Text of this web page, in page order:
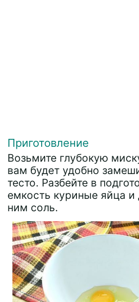
Приготовление
Возьмите глубокую
вам будет удобно
тесто. Разбейте в
емкость куриные яйца и
ним соль.